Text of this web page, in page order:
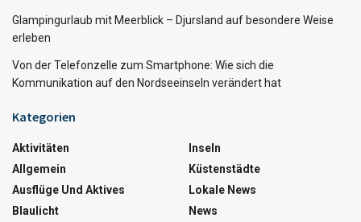
Glampingurlaub mit Meerblick – Djursland auf besondere Weise
erleben
Von der Telefonzelle zum Smartphone: Wie sich die
Kommunikation auf den Nordseeinseln verändert hat
Kategorien
Aktivitäten
Allgemein
Ausflüge Und Aktives
Blaulicht
Inseln
Küstenstädte
Lokale News
News